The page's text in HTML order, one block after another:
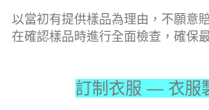
以當初有提供樣品為理由，不願意
在確認樣品時進行全面檢查，確保
訂制衣服 — 衣服